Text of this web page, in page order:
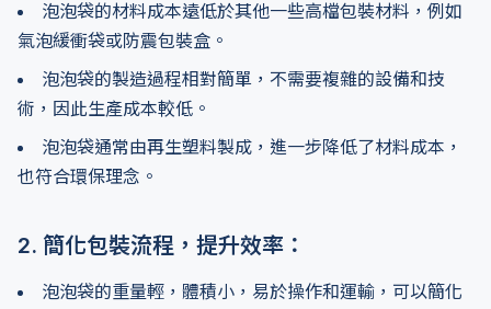
泡泡袋的材料成本遠低於其他一些高檔包裝材料，例如
氣泡緩衝袋或防震包裝盒。
泡泡袋的製造過程相對簡單，不需要複雜的設備和技
術，因此生產成本較低。
泡泡袋通常由再生塑料製成，進一步降低了材料成本，
也符合環保理念。
2. 簡化包裝流程，提升效率：
泡泡袋的重量輕，體積小，易於操作和運輸，可以簡化